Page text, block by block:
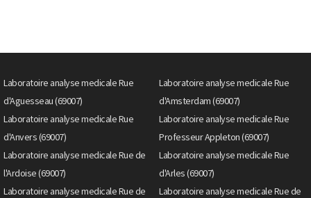
Laboratoire analyse medicale Rue
d'Aguesseau (69007)
Laboratoire analyse medicale Rue
d'Amsterdam (69007)
Laboratoire analyse medicale Rue
d'Anvers (69007)
Laboratoire analyse medicale Rue
Professeur Appleton (69007)
Laboratoire analyse medicale Rue de
l'Ardoise (69007)
Laboratoire analyse medicale Rue
d'Arles (69007)
Laboratoire analyse medicale Rue de
Laboratoire analyse medicale Rue de